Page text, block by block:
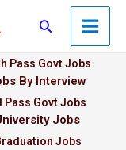
SearchMain
Menu
Pass Govt Jobs
By Interview
Pass Govt Jobs
Jobs
Jobs